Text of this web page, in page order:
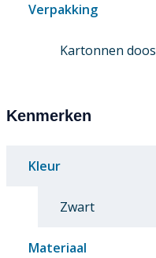
Verpakking
Kartonnen doos
Kenmerken
Kleur
Zwart
Materiaal